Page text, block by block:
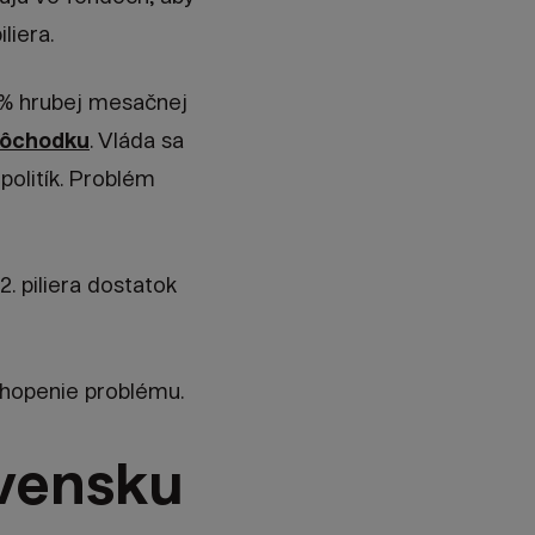
hrubej mesačnej
. Vláda sa
Problém
piliera dostatok
problému.